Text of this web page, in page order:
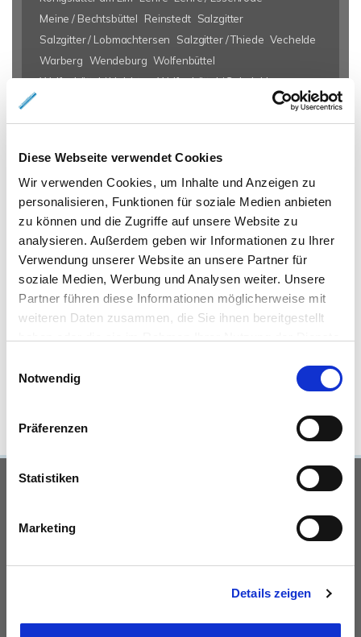
Diese Webseite verwendet Cookies
Wir verwenden Cookies, um Inhalte und Anzeigen zu
personalisieren, Funktionen für soziale Medien anbieten
zu können und die Zugriffe auf unsere Website zu
analysieren. Außerdem geben wir Informationen zu Ihrer
Verwendung unserer Website an unsere Partner für
soziale Medien, Werbung und Analysen weiter. Unsere
Partner führen diese Informationen möglicherweise mit
weiteren Daten zusammen, die Sie ihnen bereitgestellt
Notwendig
Präferenzen
Statistiken
Marketing
Details zeigen
Meine / Bechtsbüttel
Reinstedt Salzgitter
Salzgitter / Lobmachtersen
Salzgitter / Thiede Vechelde
Warberg Wendeburg Wolfenbüttel
Wolfenbüttel / Halchter Wolfenbüttel / Salzdahlum
Braunschweig
Gewerbeimmobilien Braunschweig
Braunschweig
Mietangebote Braunschweig
Mietwohnungen
Braunschweig
Mietwohnung Braunschweig
Wohnungen
Braunschweig
Reihenhaus Braunschweig
Wohnung miete
Braunschweig
Wohnung suche Braunschweig
Braunschweig
Braunschweig
Haus Braunschweig
Häuser Braunschweig
kaufen Braunschweig
mieten Braunschweig
Immobilie
Braunschweig